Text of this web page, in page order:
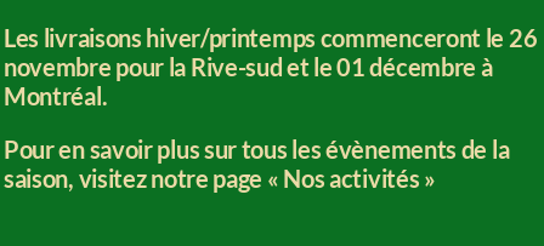
Les livraisons hiver/printemps commenceront le 26
novembre pour la Rive-sud et le 01 décembre à
Montréal.
Pour en savoir plus sur tous les évènements de la
saison, visitez notre page « Nos activités »